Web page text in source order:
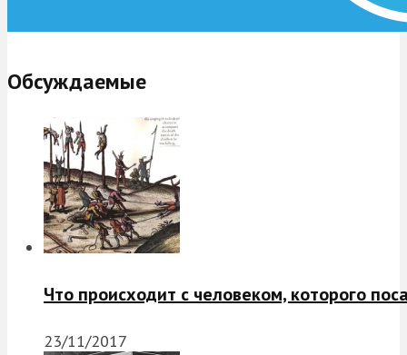
Обсуждаемые
Что происходит с человеком, которого
23/11/2017